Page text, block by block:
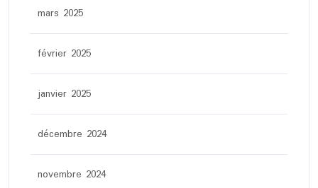
mars 2025
février 2025
janvier 2025
décembre 2024
novembre 2024